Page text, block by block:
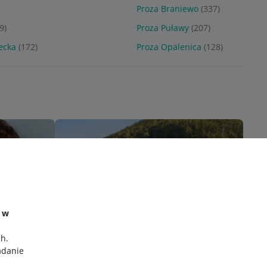
w
.
Proza Braniewo (337)
Proza Puławy (207)
(172) Proza Opalenica (128)